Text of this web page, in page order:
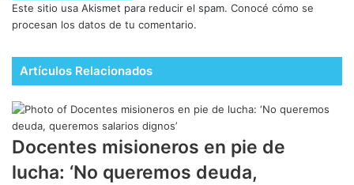
Este sitio usa Akismet para reducir el spam. Conocé cómo se
procesan los datos de tu comentario.
Artículos Relacionados
Docentes misioneros en pie de
lucha: ‘No queremos deuda,